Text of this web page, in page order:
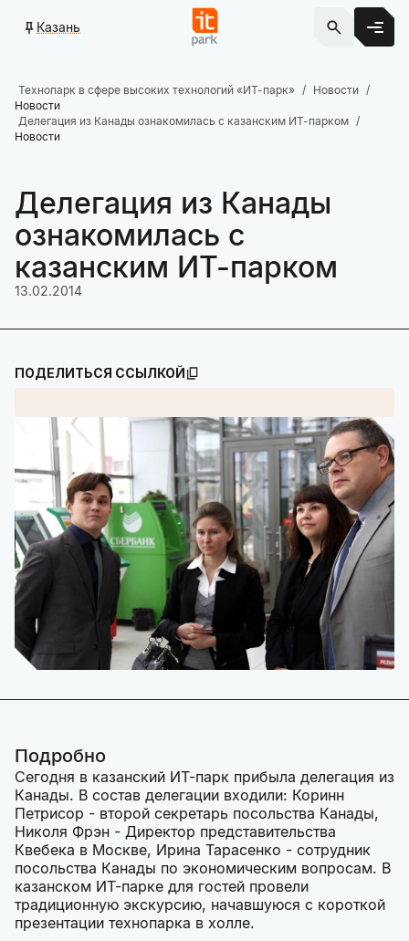
Казань
Технопарк в сфере высоких технологий «ИТ-парк»
Новости
Новости
Делегация из Канады ознакомилась с казанским ИТ-парком
Новости
Делегация из Канады
ознакомилась с
казанским ИТ-парком
13.02.2014
ПОДЕЛИТЬСЯ ССЫЛКОЙ
Подробно
Сегодня в казанский ИТ-парк прибыла делегация из
Канады. В состав делегации входили: Коринн
Петрисор - второй секретарь посольства Канады,
Николя Фрэн - Директор представительства
Квебека в Москве, Ирина Тарасенко - сотрудник
посольства Канады по экономическим вопросам. В
казанском ИТ-парке для гостей провели
традиционную экскурсию, начавшуюся с короткой
презентации технопарка в холле.